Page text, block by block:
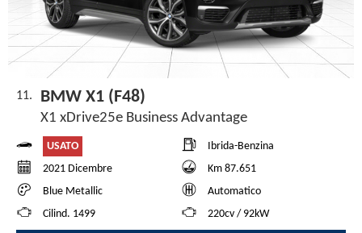
11. BMW X1 (F48)
X1 xDrive25e Business Advantage
USATO
Ibrida-Benzina
2021 Dicembre
Km 87.651
Blue Metallic
Automatico
Cilind. 1499
220cv / 92kW